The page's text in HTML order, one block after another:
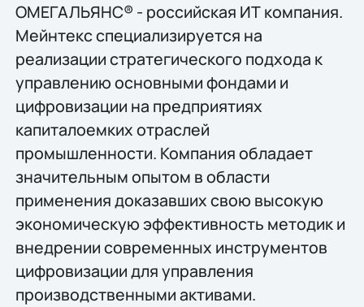
ОМЕГАЛЬЯНС® - российская ИТ компания.
Мейнтекс специализируется на
реализации стратегического подхода к
управлению основными фондами и
цифровизации на предприятиях
капиталоемких отраслей
промышленности. Компания обладает
значительным опытом в области
применения доказавших свою высокую
экономическую эффективность методик и
внедрении современных инструментов
цифровизации для управления
производственными активами.